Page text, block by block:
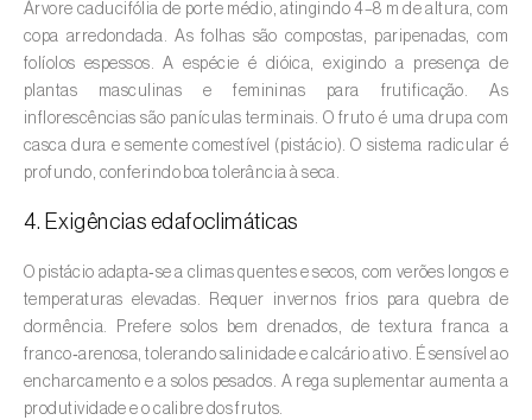
Aromáticas, condimentares e medicinais
(Coriandrum, Petroselinum, Mentha, Ocimum,
Artemisia, Foeniculum, Laurus, Majorana,
Melissa, Pimpinella, Rosmarinus e outras )
Arroz ( Oryza spp.)
Aveia ( Avena sativa
Aveleira ( Corylus avellana L.
Azinheira ( Quercus ilex e Quercus
rotundifolia
Banana (Musa spp.)
Árvore caducifólia de porte médio, atingindo 4–8 m de altura, com
copa arredondada. As folhas são compostas, paripenadas, com
folíolos espessos. A espécie é dióica, exigindo a presença de
plantas masculinas e femininas para frutificação. As
inflorescências são panículas terminais. O fruto é uma drupa com
casca dura e semente comestível (pistácio). O sistema radicular é
profundo, conferindo boa tolerância à seca.
4. Exigências edafoclimáticas
O pistácio adapta‑se a climas quentes e secos, com verões longos e
temperaturas elevadas. Requer invernos frios para quebra de
dormência. Prefere solos bem drenados, de textura franca a
franco‑arenosa, tolerando salinidade e calcário ativo. É sensível ao
encharcamento e a solos pesados. A rega suplementar aumenta a
produtividade e o calibre dos frutos.